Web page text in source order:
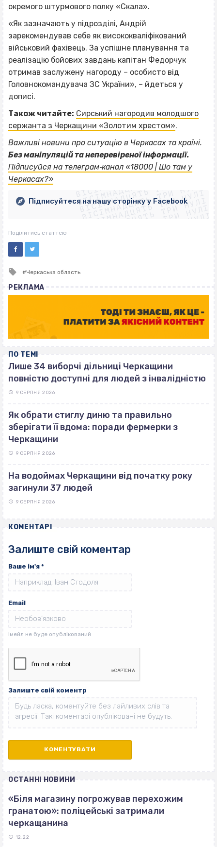
окремого штурмового полку «Скала».
«Як зазначають у підрозділі, Андрій
зарекомендував себе як висококваліфікований
військовий фахівець. За успішне планування та
реалізацію бойових завдань капітан Федорчук
отримав заслужену нагороду – особисто від
Головнокомандувача ЗС України», – йдеться у
дописі.
Також читайте: Сирський нагородив молодшого
сержанта з Черкащини «Золотим хрестом».
Важливі новини про ситуацію в Черкасах та країні.
Без маніпуляцій та неперевіреної інформації.
Підписуйся на телеграм‐канал «18000 | Шо там у
Черкасах?»
ВІСІМНАДЦЯТЬ ТРИ НУЛІ
ВІСІМНАДЦЯТЬ ТРИ НУЛІ
ВІСІМНАДЦЯТЬ ТРИ НУЛІ
ВІСІМНАДЦЯТЬ ТРИ НУЛІ
ВІСІМНАДЦЯТЬ ТРИ НУЛІ
ВІСІМНАДЦЯТЬ ТРИ НУЛІ
ВІСІМНАДЦЯТЬ ТРИ НУЛІ
ВІСІМНАДЦЯТЬ ТРИ НУЛІ
Підписуйтеся на нашу сторінку у Facebook
Поділитись статтею
Tagged
Черкаська область
РЕКЛАМА
ПО ТЕМІ
Лише 34 виборчі дільниці Черкащини
повністю доступні для людей з інвалідністю
9 СЕРПНЯ 2026
Як обрати стиглу диню та правильно
зберігати її вдома: поради фермерки з
Черкащини
9 СЕРПНЯ 2026
На водоймах Черкащини від початку року
загинули 37 людей
9 СЕРПНЯ 2026
КОМЕНТАРІ
Залиште свій коментар
Ваше ім'я *
Email
Залиште свій коментр
ОСТАННІ НОВИНИ
«Біля магазину погрожував перехожим
гранатою»: поліцейські затримали
черкащанина
12:22